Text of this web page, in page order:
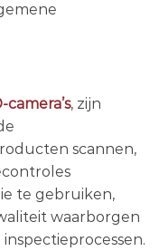
camera’s, zijn
scannen,
te gebruiken,
waarborgen